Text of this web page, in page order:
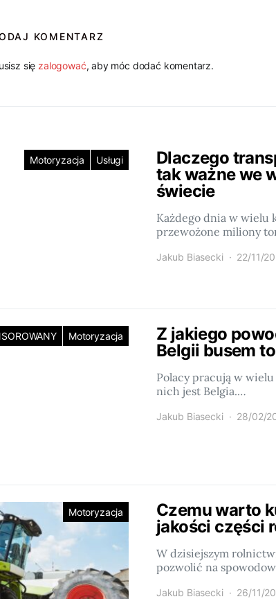
KOMENTARZ
się zalogować, aby móc dodać komentarz.
Motoryzacja Usługi
Dlaczego
tak ważne we
świecie
Każdego dnia w wielu
przewożone miliony
Jakub Biasecki 22/11/
Motoryzacja
Z jakiego
Belgii busem
Polacy pracują w
nich jest Belgia.…
Jakub Biasecki 28/02/
Motoryzacja
Czemu warto
jakości części
W dzisiejszym
pozwolić na
Jakub Biasecki 26/11/